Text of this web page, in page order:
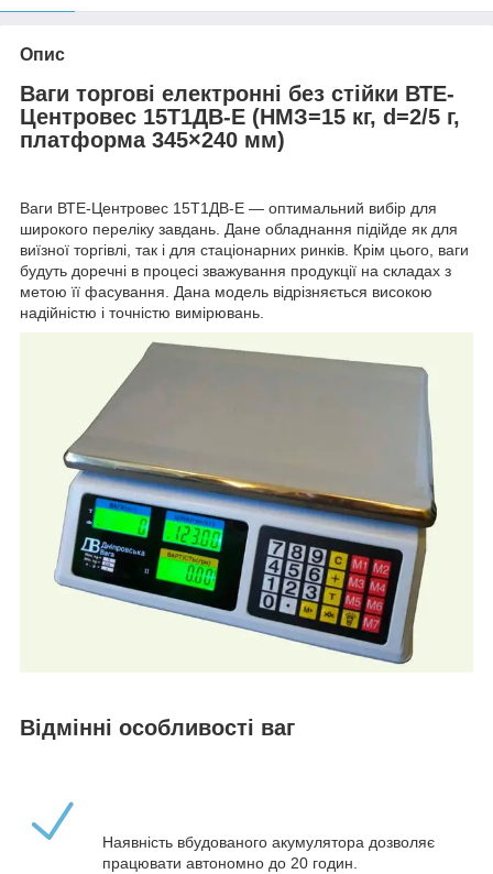
Опис
Ваги торгові електронні без стійки ВТЕ-
Центровес 15Т1ДВ-Е (НМЗ=15 кг, d=2/5 г,
платформа 345×240 мм)
Ваги ВТЕ-Центровес 15Т1ДВ-Е — оптимальний вибір для
широкого переліку завдань. Дане обладнання підійде як для
виїзної торгівлі, так і для стаціонарних ринків. Крім цього, ваги
будуть доречні в процесі зважування продукції на складах з
метою її фасування. Дана модель відрізняється високою
надійністю і точністю вимірювань.
Відмінні особливості ваг
Наявність вбудованого акумулятора дозволяє
працювати автономно до 20 годин.